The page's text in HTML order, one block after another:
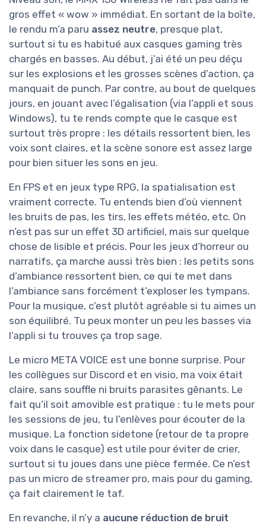
gros effet « wow » immédiat. En sortant de la boîte,
le rendu m’a paru assez neutre, presque plat,
surtout si tu es habitué aux casques gaming très
chargés en basses. Au début, j’ai été un peu déçu
sur les explosions et les grosses scènes d’action, ça
manquait de punch. Par contre, au bout de quelques
jours, en jouant avec l’égalisation (via l’appli et sous
Windows), tu te rends compte que le casque est
surtout très propre : les détails ressortent bien, les
voix sont claires, et la scène sonore est assez large
pour bien situer les sons en jeu.
En FPS et en jeux type RPG, la spatialisation est
vraiment correcte. Tu entends bien d’où viennent
les bruits de pas, les tirs, les effets météo, etc. On
n’est pas sur un effet 3D artificiel, mais sur quelque
chose de lisible et précis. Pour les jeux d’horreur ou
narratifs, ça marche aussi très bien : les petits sons
d’ambiance ressortent bien, ce qui te met dans
l’ambiance sans forcément t’exploser les tympans.
Pour la musique, c’est plutôt agréable si tu aimes un
son équilibré. Tu peux monter un peu les basses via
l’appli si tu trouves ça trop sage.
Le micro META VOICE est une bonne surprise. Pour
les collègues sur Discord et en visio, ma voix était
claire, sans souffle ni bruits parasites gênants. Le
fait qu’il soit amovible est pratique : tu le mets pour
les sessions de jeu, tu l’enlèves pour écouter de la
musique. La fonction sidetone (retour de ta propre
voix dans le casque) est utile pour éviter de crier,
surtout si tu joues dans une pièce fermée. Ce n’est
pas un micro de streamer pro, mais pour du gaming,
ça fait clairement le taf.
En revanche, il n’y a aucune réduction de bruit